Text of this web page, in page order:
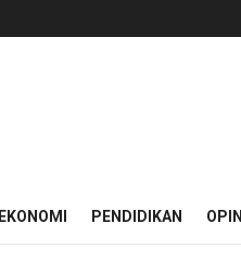
EKONOMI PENDIDIKAN OPINI